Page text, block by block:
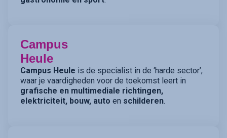
Campus
Heule
Campus Heule is de specialist in de ‘harde sector’,
waar je vaardigheden voor de toekomst leert in
grafische en multimediale richtingen,
elektriciteit, bouw, auto en schilderen.